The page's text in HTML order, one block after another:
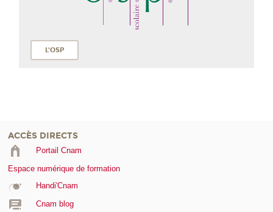
L'OSP
ACCÈS DIRECTS
Portail Cnam
Espace numérique de formation
Handi'Cnam
Cnam blog